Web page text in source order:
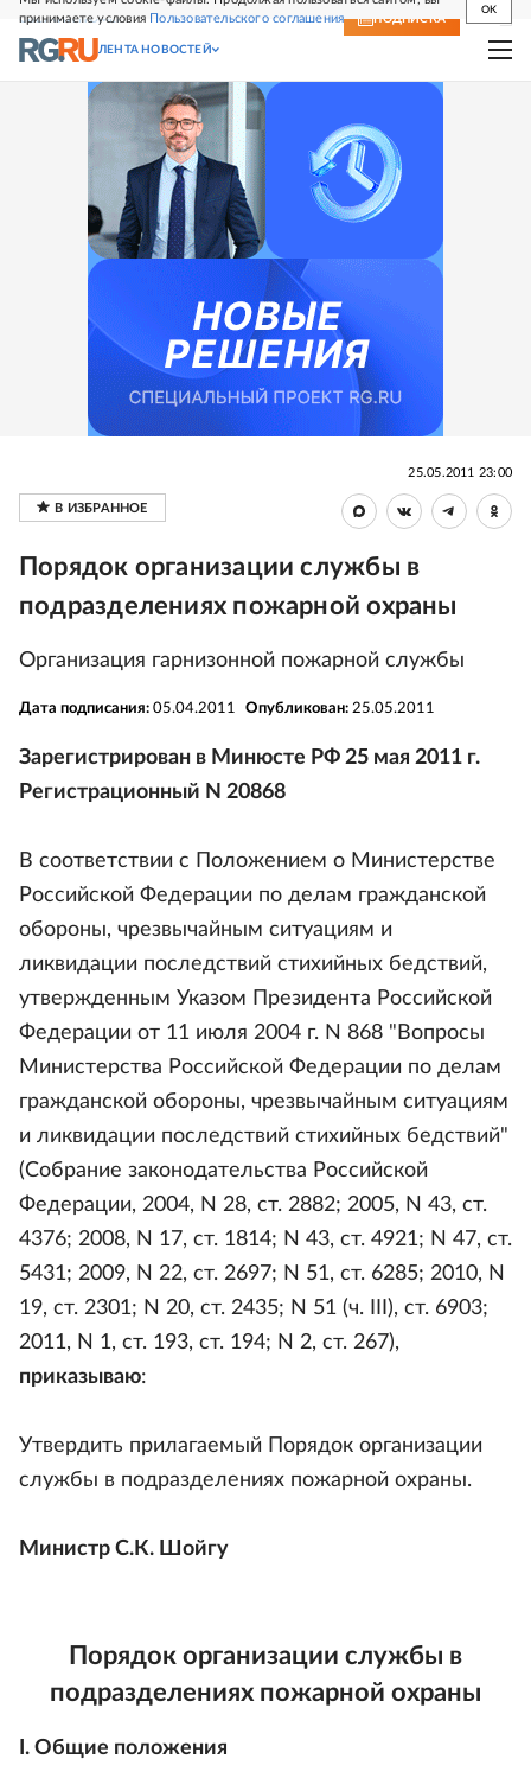
принимаете условия Пользовательского соглашения
OK
СВЕЖИЙ НОМЕР ПОДПИСКА
ЛЕНТА НОВОСТЕЙ
25.05.2011 23:00
Порядок организации службы в
подразделениях пожарной охраны
Организация гарнизонной пожарной службы
Дата подписания: 05.04.2011 Опубликован: 25.05.2011
Зарегистрирован в Минюсте РФ 25 мая 2011 г.
Регистрационный N 20868
В соответствии с Положением о Министерстве
Российской Федерации по делам гражданской
обороны, чрезвычайным ситуациям и
ликвидации последствий стихийных бедствий,
утвержденным Указом Президента Российской
Федерации от 11 июля 2004 г. N 868 "Вопросы
Министерства Российской Федерации по делам
гражданской обороны, чрезвычайным ситуациям
и ликвидации последствий стихийных бедствий"
(Собрание законодательства Российской
Федерации, 2004, N 28, ст. 2882; 2005, N 43, ст.
4376; 2008, N 17, ст. 1814; N 43, ст. 4921; N 47, ст.
5431; 2009, N 22, ст. 2697; N 51, ст. 6285; 2010, N
19, ст. 2301; N 20, ст. 2435; N 51 (ч. III), ст. 6903;
2011, N 1, ст. 193, ст. 194; N 2, ст. 267),
приказываю:
Утвердить прилагаемый Порядок организации
службы в подразделениях пожарной охраны.
Министр С.К. Шойгу
Порядок организации службы в
подразделениях пожарной охраны
I. Общие положения